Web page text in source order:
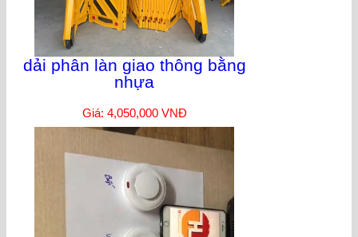
dải phân làn giao thông bằng
nhựa
Giá: 4,050,000 VNĐ